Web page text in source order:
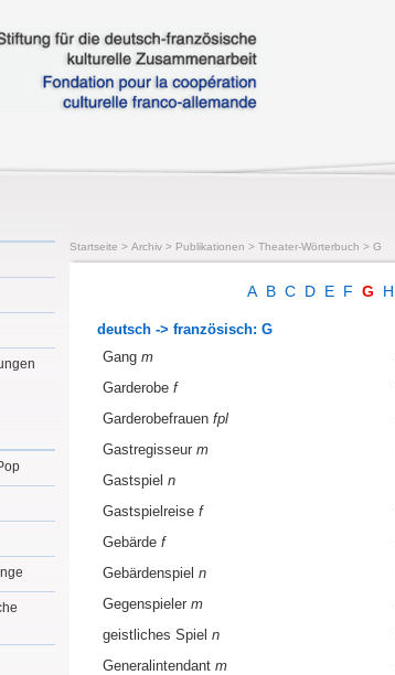
Startseite > Archiv > Publikationen > Theater-Wörterbuch > G
A B C D E F G H
deutsch -> französisch: G
Gang m
Garderobe f
Garderobefrauen fpl
Gastregisseur m
Gastspiel n
Gastspielreise f
Gebärde f
Gebärdenspiel n
Gegenspieler m
geistliches Spiel n
Generalintendant m